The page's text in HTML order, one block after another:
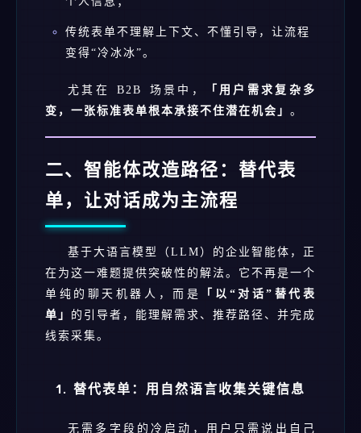
传统表单不理解上下文、不懂引导，让流程
变得“冷冰冰”。
尤其在 B2B 场景中，
「用户需求复杂多
变，一张标准表单根本承接不住潜在机会」 。
二、智能体改造路径：替代表
单，让对话成为主流程
基于大语言模型（LLM）的企业智能体，正
在为这一难题提供突破性的解法。它不再是一个
单纯的聊天机器人，而是
「以“对话”替代表
单」 的引导者，能理解需求、推荐路径、并完成
线索采集。
1. 替代表单：用自然语言收集关键信息
无需多字段的冷启动，用户只需说出自己